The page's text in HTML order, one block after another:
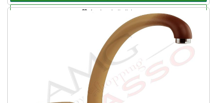
Aggiungi alla lista